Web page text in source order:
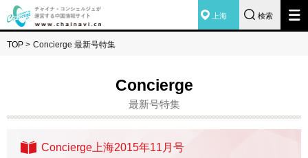
上海 検索
TOP > Concierge 最新号特集
Concierge
最新号特集
Concierge上海2015年11月号